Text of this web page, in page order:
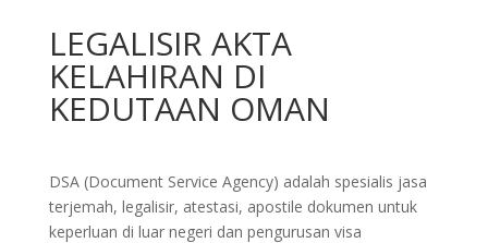
LEGALISIR AKTA
KELAHIRAN DI
KEDUTAAN OMAN
DSA (Document Service Agency) adalah spesialis jasa
terjemah, legalisir, atestasi, apostile dokumen untuk
keperluan di luar negeri dan pengurusan visa